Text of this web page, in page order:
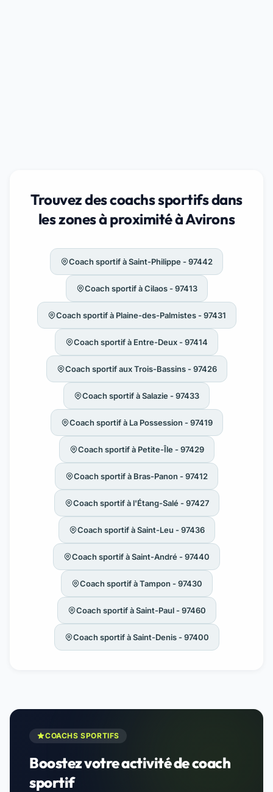
Trouvez des coachs sportifs dans
les zones à proximité à Avirons
Coach sportif à Saint-Philippe - 97442
Coach sportif à Cilaos - 97413
Coach sportif à Plaine-des-Palmistes - 97431
Coach sportif à Entre-Deux - 97414
Coach sportif aux Trois-Bassins - 97426
Coach sportif à Salazie - 97433
Coach sportif à La Possession - 97419
Coach sportif à Petite-Île - 97429
Coach sportif à Bras-Panon - 97412
Coach sportif à l'Étang-Salé - 97427
Coach sportif à Saint-Leu - 97436
Coach sportif à Saint-André - 97440
Coach sportif à Tampon - 97430
Coach sportif à Saint-Paul - 97460
Coach sportif à Saint-Denis - 97400
COACHS SPORTIFS
Boostez votre activité de coach
sportif